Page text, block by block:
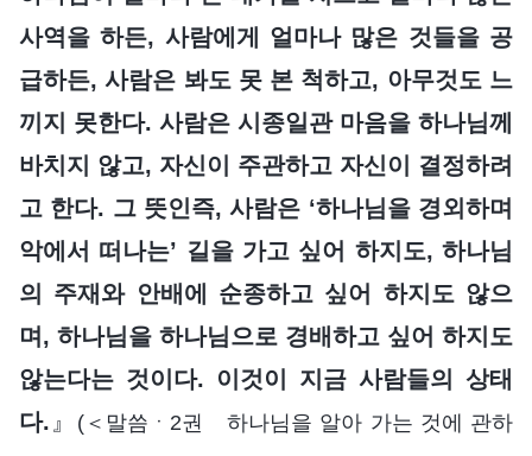
사역을 하든, 사람에게 얼마나 많은 것들을 공
급하든, 사람은 봐도 못 본 척하고, 아무것도 느
끼지 못한다. 사람은 시종일관 마음을 하나님께
바치지 않고, 자신이 주관하고 자신이 결정하려
고 한다. 그 뜻인즉, 사람은 ‘하나님을 경외하며
악에서 떠나는’ 길을 가고 싶어 하지도, 하나님
의 주재와 안배에 순종하고 싶어 하지도 않으
며, 하나님을 하나님으로 경배하고 싶어 하지도
않는다는 것이다. 이것이 지금 사람들의 상태
다. 』
(＜말씀ㆍ2권 하나님을 알아 가는 것에 관하